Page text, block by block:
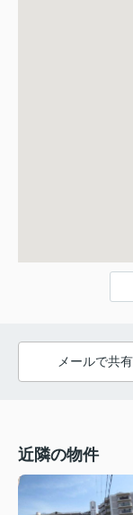
メールで共
近隣の物件